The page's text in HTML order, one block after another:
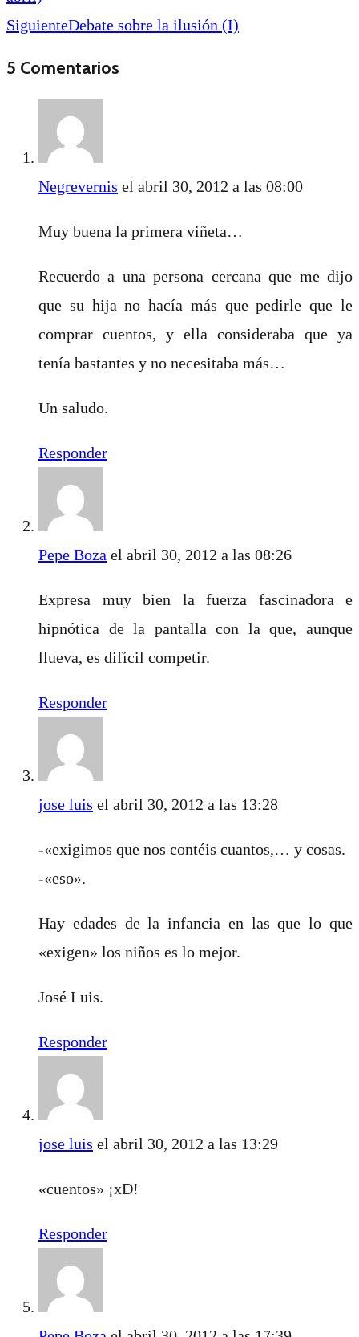
SiguienteDebate sobre la ilusión (I)
5 Comentarios
Negrevernis el abril 30, 2012 a las 08:00
Muy buena la primera viñeta…
Recuerdo a una persona cercana que me dijo
que su hija no hacía más que pedirle que le
comprar cuentos, y ella consideraba que ya
tenía bastantes y no necesitaba más…
Un saludo.
Responder
Pepe Boza el abril 30, 2012 a las 08:26
Expresa muy bien la fuerza fascinadora e
hipnótica de la pantalla con la que, aunque
llueva, es difícil competir.
Responder
jose luis el abril 30, 2012 a las 13:28
-«exigimos que nos contéis cuantos,… y cosas.
-«eso».
Hay edades de la infancia en las que lo que
«exigen» los niños es lo mejor.
José Luis.
Responder
jose luis el abril 30, 2012 a las 13:29
«cuentos» ¡xD!
Responder